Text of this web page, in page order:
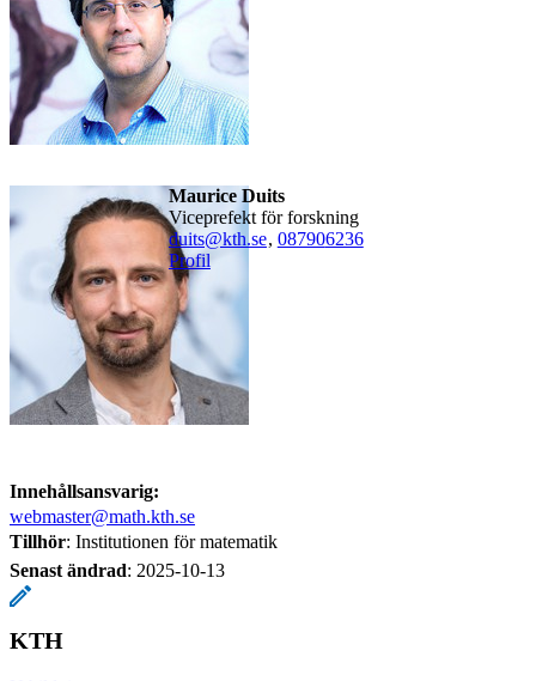
Maurice Duits
viceprefekt för forskning
duits@kth.se, 087906236
Profil
Innehållsansvarig:
webmaster@math.kth.se
Tillhör: Institutionen för matematik
Senast ändrad: 2025-10-13
KTH